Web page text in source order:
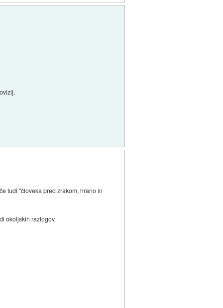
tudi "človeka pred zrakom, hrano in
okoljskih razlogov.